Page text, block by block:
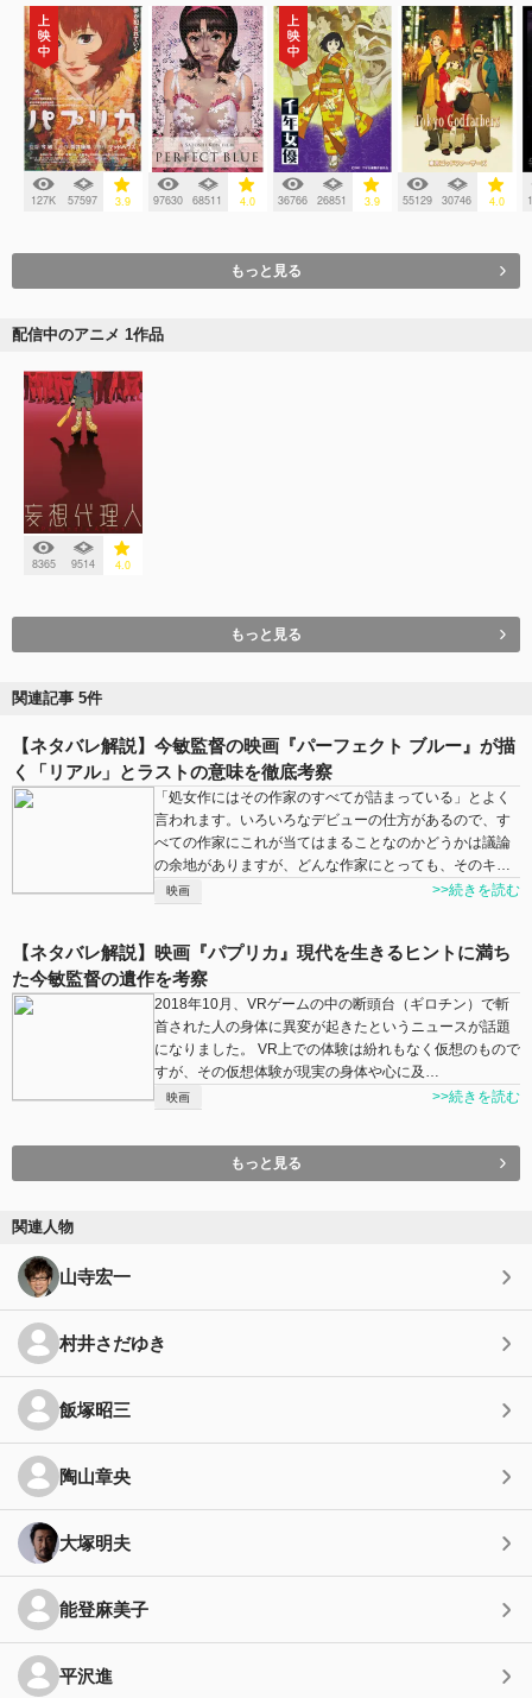
127K 57597 3.9 97630 68511 4.0 36766 26851 3.9 55129 30746 4.0
もっと見る
配信中のアニメ 1作品
8365 9514 4.0
もっと見る
関連記事 5件
【ネタバレ解説】今敏監督の映画『パーフェクト ブルー』が描
く「リアル」とラストの意味を徹底考察
「処女作にはその作家のすべてが詰まっている」とよく
言われます。いろいろなデビューの仕方があるので、す
べての作家にこれが当てはまることなのかどうかは議論
の余地がありますが、どんな作家にとっても、そのキ…
映画 >>続きを読む
【ネタバレ解説】映画『パプリカ』現代を生きるヒントに満ち
た今敏監督の遺作を考察
2018年10月、VRゲームの中の断頭台（ギロチン）で斬
首された人の身体に異変が起きたというニュースが話題
になりました。 VR上での体験は紛れもなく仮想のもので
すが、その仮想体験が現実の身体や心に及…
映画 >>続きを読む
もっと見る
関連人物
山寺宏一
村井さだゆき
飯塚昭三
陶山章央
大塚明夫
能登麻美子
平沢進